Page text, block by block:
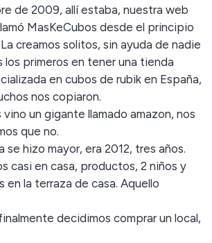
de 2009, allí estaba, nuestra web
MasKeCubos desde el principio
creamos solitos, sin ayuda de nadie
primeros en tener una tienda
en cubos de rubik en España,
nos copiaron.
vino un gigante llamado amazon, nos
que no.
se hizo mayor, era 2012, tres años.
casi en casa, productos, 2 niños y
en la terraza de casa. Aquello
decidimos comprar un local,